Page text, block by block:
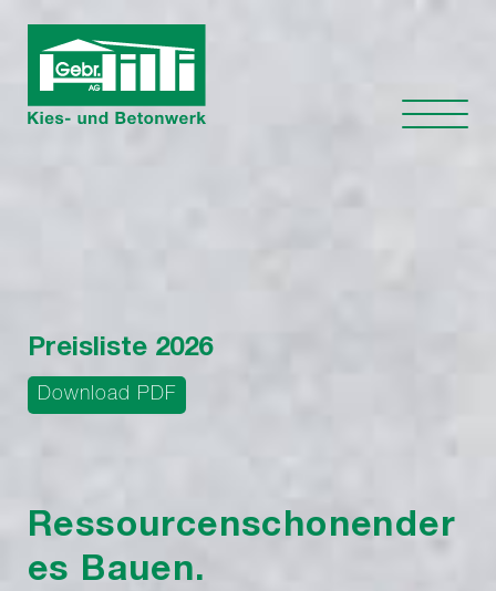
Preisliste 2026
Download PDF
Ressourcenschonender
es Bauen.